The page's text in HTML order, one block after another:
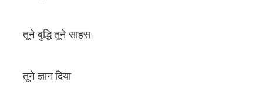
तूने बुद्धि तूने साहस
तूने ज्ञान दिया